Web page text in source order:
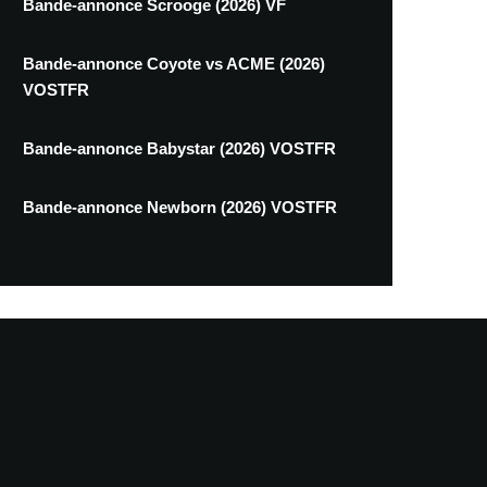
Bande-annonce Scrooge (2026) VF
Bande-annonce Coyote vs ACME (2026)
VOSTFR
Bande-annonce Babystar (2026) VOSTFR
Bande-annonce Newborn (2026) VOSTFR